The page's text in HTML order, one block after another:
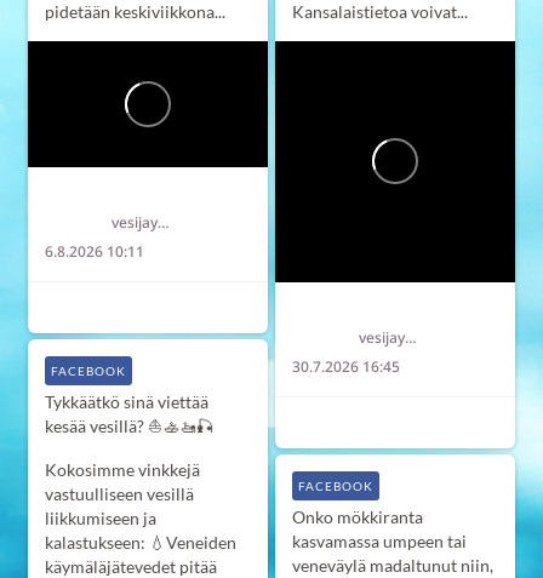
pidetään keskiviikkona...
vesijaymparisto
6.8.2026 10:11
Kansalaistietoa voivat...
vesijaymparisto
30.7.2026 16:45
Tykkäätkö sinä viettää
kesää vesillä? ⛵️🚣‍🚤🎣
Kokosimme vinkkejä
vastuulliseen vesillä
liikkumiseen ja
kalastukseen: 💧Veneiden
käymäläjätevedet pitää
FACEBOOK
Onko mökkiranta
kasvamassa umpeen tai
veneväylä madaltunut niin,
FACEBOOK